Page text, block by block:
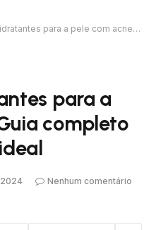
a pele com acne: Guia completo para escolher o ideal
para a
completo
Nenhum comentário